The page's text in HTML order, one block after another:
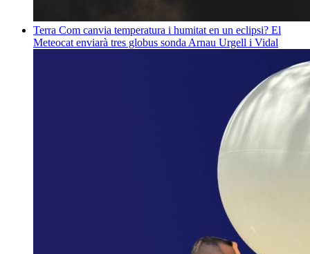
Terra Com canvia temperatura i humitat en un eclipsi? El
Meteocat enviarà tres globus sonda Arnau Urgell i Vidal